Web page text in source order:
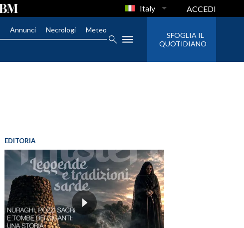
Italy ACCEDI
Annunci Necrologi Meteo
SFOGLIA IL
QUOTIDIANO
EDITORIA